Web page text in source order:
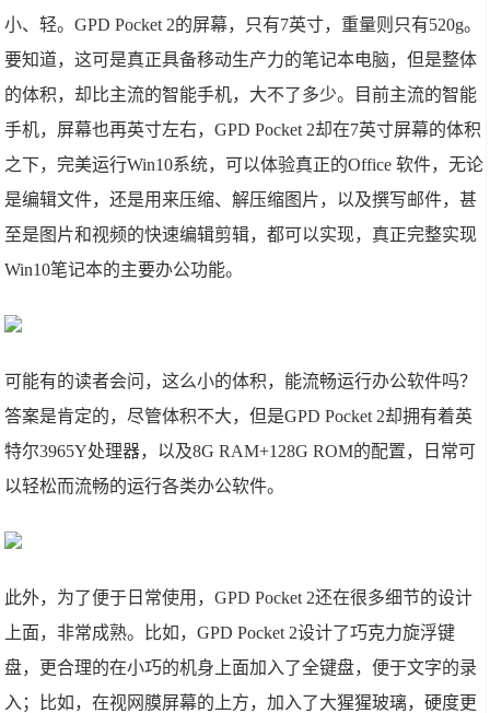
小、轻。GPD Pocket 2的屏幕，只有7英寸，重量则只有520g。
要知道，这可是真正具备移动生产力的笔记本电脑，但是整体
的体积，却比主流的智能手机，大不了多少。目前主流的智能
手机，屏幕也再英寸左右，GPD Pocket 2却在7英寸屏幕的体积
之下，完美运行Win10系统，可以体验真正的Office 软件，无论
是编辑文件，还是用来压缩、解压缩图片，以及撰写邮件，甚
至是图片和视频的快速编辑剪辑，都可以实现，真正完整实现
Win10笔记本的主要办公功能。
可能有的读者会问，这么小的体积，能流畅运行办公软件吗？
答案是肯定的，尽管体积不大，但是GPD Pocket 2却拥有着英
特尔3965Y处理器，以及8G RAM+128G ROM的配置，日常可
以轻松而流畅的运行各类办公软件。
此外，为了便于日常使用，GPD Pocket 2还在很多细节的设计
上面，非常成熟。比如，GPD Pocket 2设计了巧克力旋浮键
盘，更合理的在小巧的机身上面加入了全键盘，便于文字的录
入；比如，在视网膜屏幕的上方，加入了大猩猩玻璃，硬度更